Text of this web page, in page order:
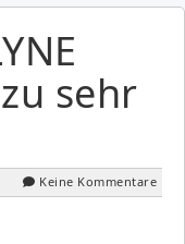
sehr
Keine Kommentare